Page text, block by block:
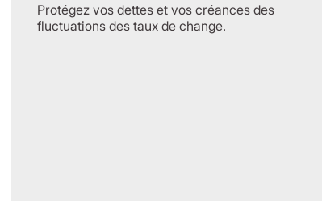
Protégez vos dettes et vos créances des
fluctuations des taux de change.